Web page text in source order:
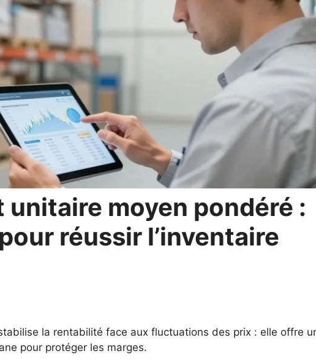
unitaire moyen pondéré :
réussir l’inventaire
la rentabilité face aux fluctuations des prix : elle offre
pour protéger les marges.